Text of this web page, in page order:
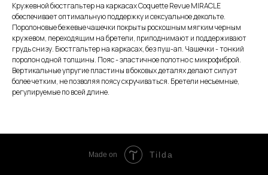
Кружевной бюстгальтер на каркасах Coquette Revue MIRACLE
обеспечивает оптимальную поддержку и сексуальное декольте.
Поролоновые бежевые чашечки покрыты роскошным мягким черным
кружевом, переходящим на бретели, приподнимают и поддерживают
грудь снизу. Бюстгальтер на каркасах, без пуш-ап. Чашечки - тонкий
поролон одной толщины. Пояс - эластичное полотно с микрофиброй.
Вертикальные упругие пластины в боковых деталях делают силуэт
более четким, не позволяя поясу скручиваться. Бретели несъемные,
регулируемые по всей длине.
Made on Tilda